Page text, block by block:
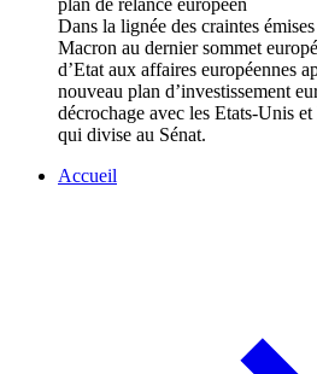
Dans la lignée des craintes
Macron au dernier sommet
d’Etat aux affaires européennes
nouveau plan d’investissement
décrochage avec les Etats-Unis
qui divise au Sénat.
Accueil